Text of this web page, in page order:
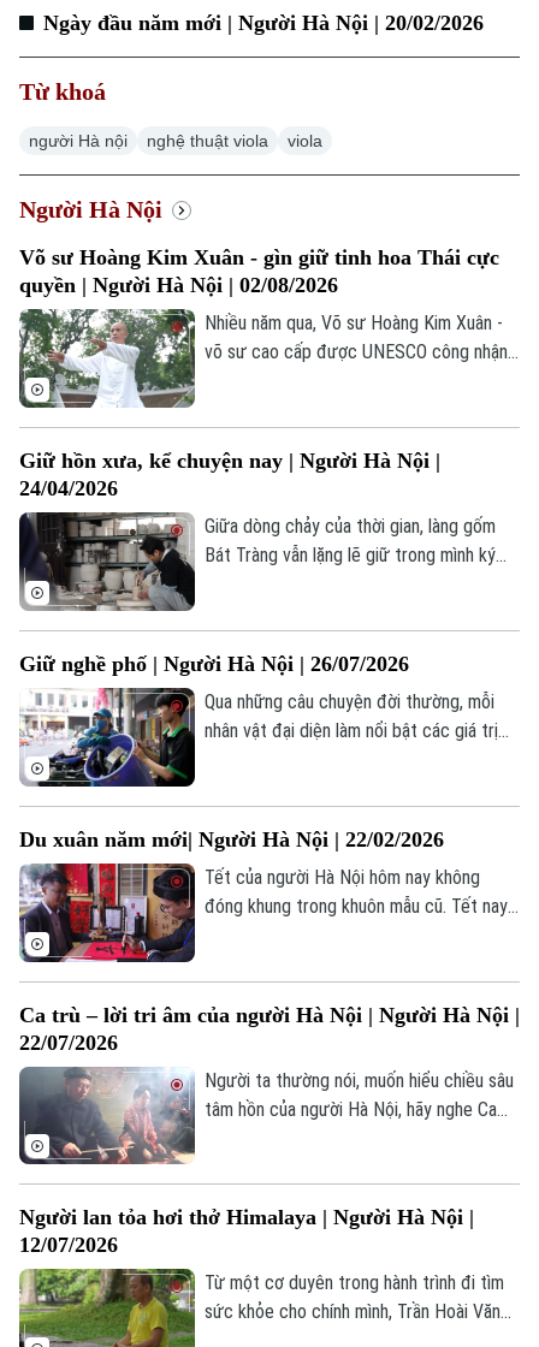
Thời sự
Chính trị
Xã hội
Hà Nội
Nhịp sống Hà Nội
Người Hà Nội
Thế giới
Tin tức
Kinh tế
Ngày đầu năm mới | Người Hà Nội | 20/02/2026
Từ khoá
người Hà nội nghệ thuật viola viola
Người Hà Nội
Võ sư Hoàng Kim Xuân - gìn giữ tinh hoa Thái cực
quyền | Người Hà Nội | 02/08/2026
Nhiều năm qua, Võ sư Hoàng Kim Xuân -
võ sư cao cấp được UNESCO công nhận
không chỉ luyện thân mà còn rèn tâm, nuôi
hòa hợp với thiên nhiên.
Giữ hồn xưa, kể chuyện nay | Người Hà Nội |
24/04/2026
Giữa dòng chảy của thời gian, làng gốm
Bát Tràng vẫn lặng lẽ giữ trong mình ký
Giữ nghề phố | Người Hà Nội | 26/07/2026
Qua những câu chuyện đời thường, mỗi
nhân vật đại diện làm nổi bật các giá trị
Du xuân năm mới| Người Hà Nội | 22/02/2026
Tết của người Hà Nội hôm nay không
đóng khung trong khuôn mẫu cũ. Tết nay
đi lễ, xin chữ, du xuân, chụp ảnh, sum vầy.
chiếu nhịp sống của một đô thị đang đổi
thay.
Ca trù – lời tri âm của người Hà Nội | Người Hà Nội |
22/07/2026
Người ta thường nói, muốn hiểu chiều sâu
tâm hồn của người Hà Nội, hãy nghe Ca
chọn đồng hành, chọn vui buồn và chung
Người lan tỏa hơi thở Himalaya | Người Hà Nội |
12/07/2026
Từ một cơ duyên trong hành trình đi tìm
sức khỏe cho chính mình, Trần Hoài Văn